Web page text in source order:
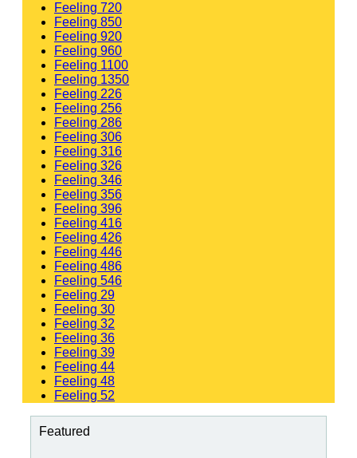
Feeling 720
Feeling 850
Feeling 920
Feeling 960
Feeling 1100
Feeling 1350
Feeling 226
Feeling 256
Feeling 286
Feeling 306
Feeling 316
Feeling 326
Feeling 346
Feeling 356
Feeling 396
Feeling 416
Feeling 426
Feeling 446
Feeling 486
Feeling 546
Feeling 29
Feeling 30
Feeling 32
Feeling 36
Feeling 39
Feeling 44
Feeling 48
Feeling 52
Featured